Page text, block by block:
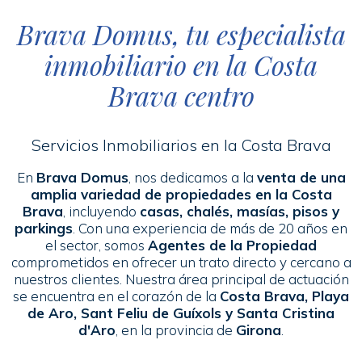
Brava Domus, tu especialista
inmobiliario en la Costa
Brava centro
Servicios Inmobiliarios en la Costa Brava
En Brava Domus, nos dedicamos a la venta de una
amplia variedad de propiedades en la Costa
Brava , incluyendo casas, chalés, masías, pisos y
parkings . Con una experiencia de más de 20 años en
el sector, somos Agentes de la Propiedad
comprometidos en ofrecer un trato directo y cercano a
nuestros clientes. Nuestra área principal de actuación
se encuentra en el corazón de la Costa Brava, Playa
de Aro, Sant Feliu de Guíxols y Santa Cristina
d'Aro , en la provincia de Girona